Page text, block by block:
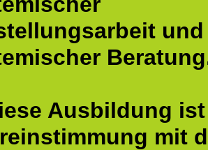
und
Ausbildung
mit